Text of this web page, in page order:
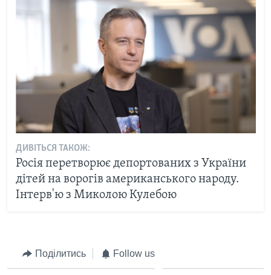
ДИВІТЬСЯ ТАКОЖ:
Росія перетворює депортованих з України
дітей на ворогів американського народу.
Інтерв'ю з Миколою Кулебою
Поділитись Follow us